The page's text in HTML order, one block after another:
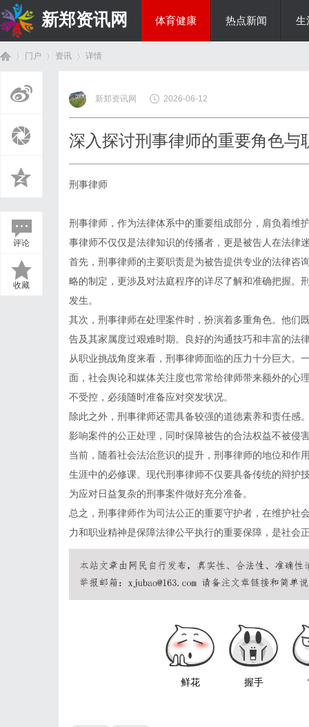
新郑资讯网 体育健康 热点新闻 生
门户 资讯
›
详情
评论
收藏
新郑资讯网 2026-06-12
深入探讨刑事律师的重要角色与
刑事律师
刑事律师，作为法律体系中的重要组成部分，肩负着维
事律师不仅仅是法律知识的传播者，更是被告人在法律
首先，刑事律师的主要职责是为被告提供专业的法律咨
略的制定，更涉及对法庭程序的详尽了解和准确把握。
发生。
其次，刑事律师在处理案件时，扮演着多重角色。他们
告及其家属度过艰难时期。良好的沟通技巧和丰富的法
从职业挑战角度来看，刑事律师面临的压力十分巨大。
面，社会舆论和媒体关注度也常常给律师带来额外的心
不受控，必须随时准备应对突发状况。
除此之外，刑事律师还需具备较强的道德素养和责任感
影响案件的公正处理，同时保障被告的合法权益不被侵
当前，随着社会法治意识的提升，刑事律师的地位和作
生涯中的必修课。现代刑事律师不仅要具备传统的辩护
为应对日益复杂的刑事案件做好充分准备。
总之，刑事律师作为司法公正的重要守护者，在维护社
力和职业精神是保障法律公平执行的重要保障，是社会
鲜花 握手